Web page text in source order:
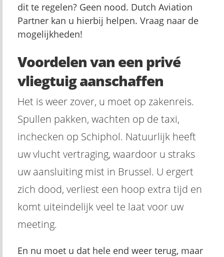
dit te regelen? Geen nood. Dutch Aviation
Partner kan u hierbij helpen. Vraag naar de
mogelijkheden!
Voordelen van een privé
vliegtuig aanschaffen
Het is weer zover, u moet op zakenreis.
Spullen pakken, wachten op de taxi,
inchecken op Schiphol. Natuurlijk heeft
uw vlucht vertraging, waardoor u straks
uw aansluiting mist in Brussel. U ergert
zich dood, verliest een hoop extra tijd en
komt uiteindelijk veel te laat voor uw
meeting.
En nu moet u dat hele end weer terug, maar